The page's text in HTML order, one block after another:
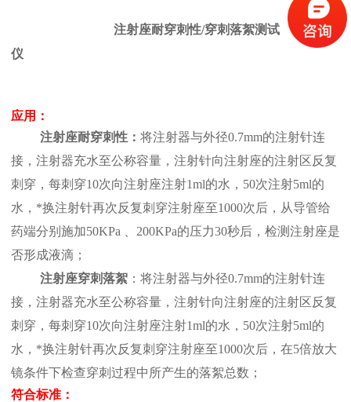
注射座耐穿刺性/穿刺落絮测试
仪
应用：
注射座耐穿刺性： 将注射器与外径0.7mm的注射针连
接，注射器充水至公称容量，注射针向注射座的注射区反复
刺穿，每刺穿10次向注射座注射1ml的水，50次注射5ml的
水，*换注射针再次反复刺穿注射座至1000次后，从导管给
药端分别施加50KPa 、200KPa的压力30秒后，检测注射座是
否形成液滴；
注射座穿刺落絮：将注射器与外径0.7mm的注射针连
接，注射器充水至公称容量，注射针向注射座的注射区反复
刺穿，每刺穿10次向注射座注射1ml的水，50次注射5ml的
水，*换注射针再次反复刺穿注射座至1000次后，在5倍放大
镜条件下检查穿刺过程中所产生的落絮总数；
符合标准：